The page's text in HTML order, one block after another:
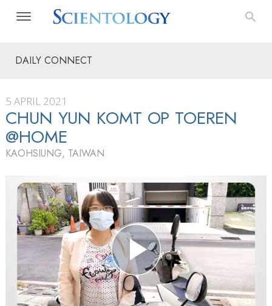
DAILY CONNECT
5 APRIL 2021
CHUN YUN KOMT OP TOEREN
@HOME
KAOHSIUNG, TAIWAN